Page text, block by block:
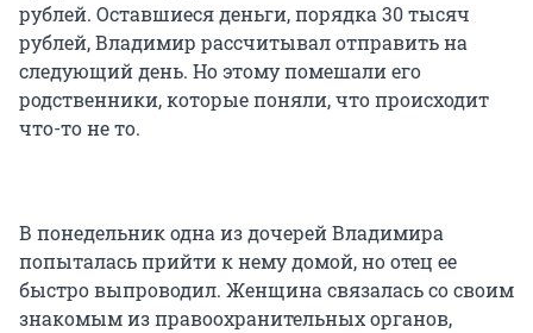
рублей. Оставшиеся деньги, порядка 30 тысяч
рублей, Владимир рассчитывал отправить на
следующий день. Но этому помешали его
родственники, которые поняли, что происходит
что-то не то.
В понедельник одна из дочерей Владимира
попыталась прийти к нему домой, но отец ее
быстро выпроводил. Женщина связалась со своим
знакомым из правоохранительных органов,